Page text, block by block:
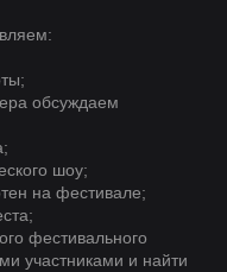
обсуждаем
шоу;
на фестивале;
фестивального
участниками и найти